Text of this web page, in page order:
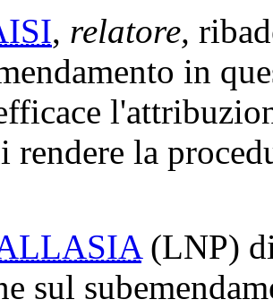
, relatore,
in
rendere la
(LNP)
sul